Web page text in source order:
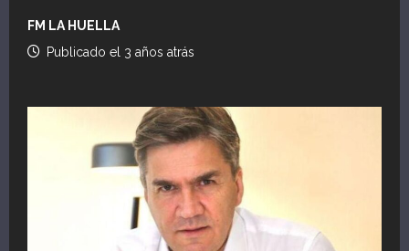
FM LA HUELLA
Publicado el 3 años atrás